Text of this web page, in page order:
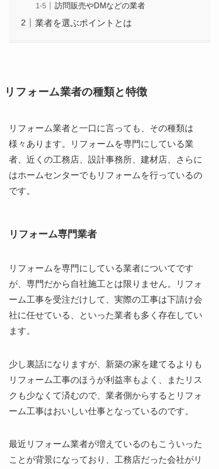
訪問販売やDMなどの業者
業者を選ぶポイントとは
リフォーム業者の種類と特徴
リフォーム業者と一口に言っても、その種類は
様々あります。リフォームを専門にしている業
者、近くの工務店、設計事務所、建材店、さらに
はホームセンターでもリフォームを行っているの
です。
リフォーム専門業者
リフォームを専門にしている業者についてです
が、専門だから自社施工とは限りません。リフォ
ーム工事を受注だけして、実際の工事は下請け会
社に任せている、といった業者も多く存在してい
ます。
少し裏話になりますが、新築の家を建てるよりも
リフォーム工事のほうが利益率もよく、またリス
クも少なくて済むので、業者側からするとリフォ
ーム工事はおいしい仕事となっているのです。
最近リフォーム業者が増えているのもこういった
ことが背景になっており、工務店だった会社がリ